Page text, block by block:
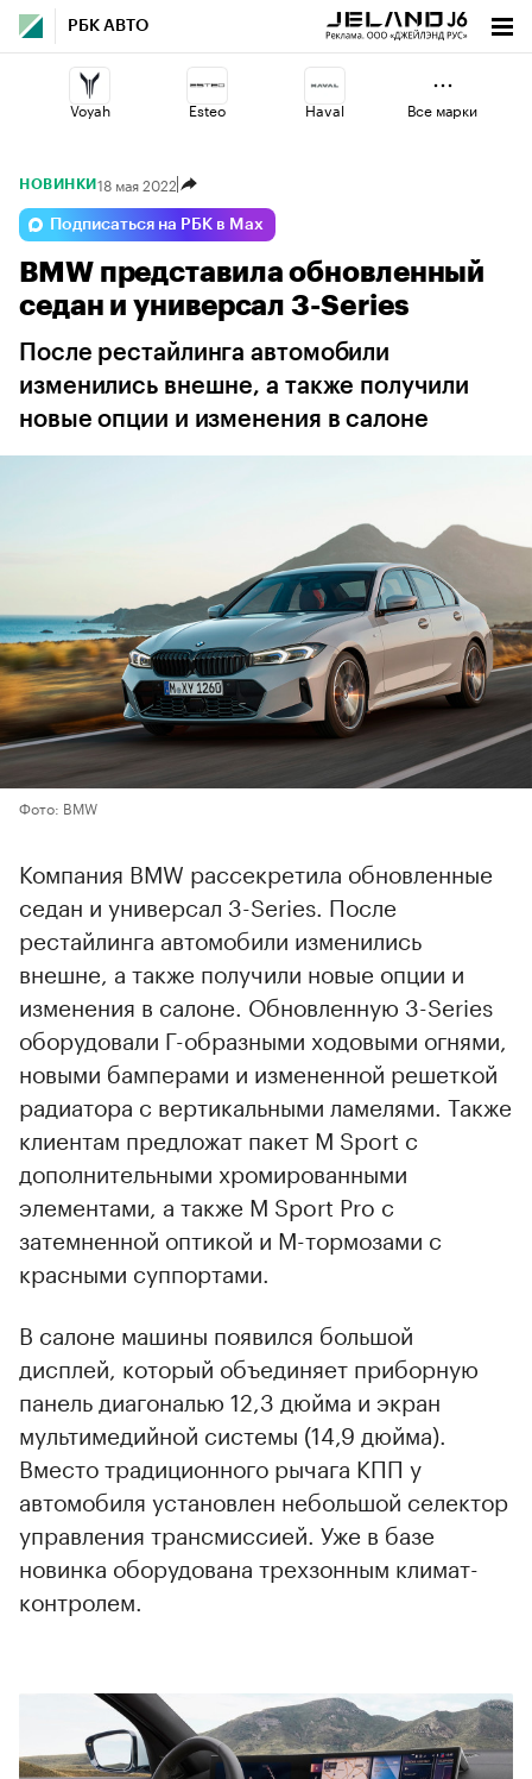
РБК АВТО
Voyah Esteo Haval
Omoda Volga
Lada Geely Jaecoo
Все марки
НОВИНКИ 18 мая 2022
Подписаться на РБК в Max
BMW представила обновленный
седан и универсал 3-Series
После рестайлинга автомобили
изменились внешне, а также получили
новые опции и изменения в салоне
Фото: BMW
Компания BMW рассекретила обновленные
седан и универсал 3-Series. После
рестайлинга автомобили изменились
внешне, а также получили новые опции и
изменения в салоне. Обновленную 3-Series
оборудовали Г-образными ходовыми огнями,
новыми бамперами и измененной решеткой
радиатора с вертикальными ламелями. Также
клиентам предложат пакет M Sport с
дополнительными хромированными
элементами, а также M Sport Pro с
затемненной оптикой и M-тормозами с
красными суппортами.
В салоне машины появился большой
дисплей, который объединяет приборную
панель диагональю 12,3 дюйма и экран
мультимедийной системы (14,9 дюйма).
Вместо традиционного рычага КПП у
автомобиля установлен небольшой селектор
управления трансмиссией. Уже в базе
новинка оборудована трехзонным климат-
контролем.